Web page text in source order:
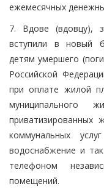
ежемесячных
7. Вдове (вдовцу),
вступили в новый
детям умершего
Российской
при оплате жилой
приватизированных
коммунальных
водоснабжение и
телефоном
помещений.